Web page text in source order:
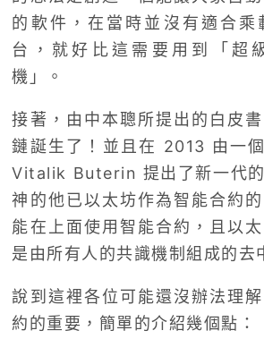
的軟件，在當時並沒有適合乘
台，就好比這需要用到「超
機」。
接著，由中本聰所提出的白皮
鏈誕生了！並且在 2013 由一
Vitalik Buterin 提出了新一代
神的他已以太坊作為智能合約
能在上面使用智能合約，且以
是由所有人的共識機制組成的去
說到這裡各位可能還沒辦法理
約的重要，簡單的介紹幾個點：